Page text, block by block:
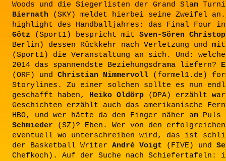
Woods und die Siegerlisten der Grand Slam
Biernath (SKY) meldet hierbei seine Zweifel
highlight des Handballjahres: das Final Four in
Götz (Sport1) bespricht mit Sven-Sören
Berlin) dessen Rückkehr nach Verletzung und
(Sport1) die Veranstaltung an sich. Und:
2014 das spannendste Beziehungsdrama liefern?
(ORF) und Christian Nimmervoll (formel1.de)
Storylines. Zu einer solchen sollte es nun
geschafft haben, Heiko Oldörp (DPA) erzählt
Geschichten erzählt auch das amerikanische
HBO, und wer hätte da den Finger näher am
Schmieder (SZ)? Eben. Wer von den
eventuell wo unterschreiben wird, das ist
der Basketball Writer André Voigt (FIVE) und
Chefkoch). Auf der Suche nach Schiefertafeln: